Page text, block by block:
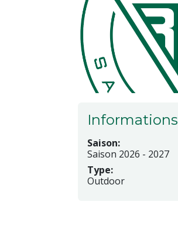
Informations
Saison:
Saison 2026 - 2027
Type:
Outdoor